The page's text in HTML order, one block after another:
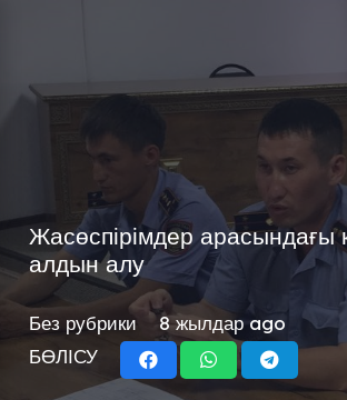
Жасөспірімдер
алдын алу
Без рубрики
8 жылдар ago
БӨЛІСУ